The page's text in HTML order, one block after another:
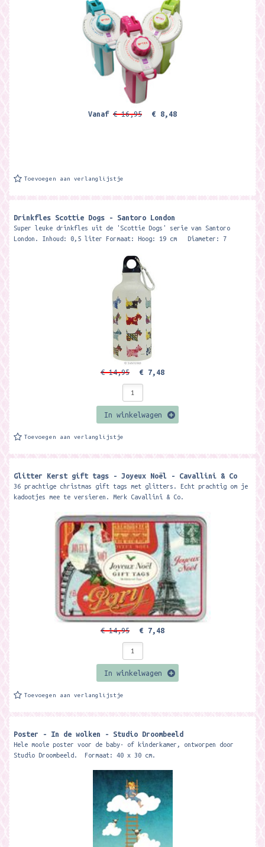
Vanaf € 16,95 € 8,48
Toevoegen aan verlanglijstje
Drinkfles Scottie Dogs - Santoro London
Super leuke drinkfles uit de 'Scottie Dogs' serie van Santoro
London. Inhoud: 0,5 liter Formaat: Hoog: 19 cm Diameter: 7
€ 14,95 € 7,48
In winkelwagen
Toevoegen aan verlanglijstje
Glitter Kerst gift tags - Joyeux Noël - Cavallini & Co
36 prachtige christmas gift tags met glitters. Echt prachtig om je
kadootjes mee te versieren. Merk Cavallini & Co.
€ 14,95 € 7,48
In winkelwagen
Toevoegen aan verlanglijstje
Poster - In de wolken - Studio Droombeeld
Hele mooie poster voor de baby- of kinderkamer, ontworpen door
Studio Droombeeld. Formaat: 40 x 30 cm.